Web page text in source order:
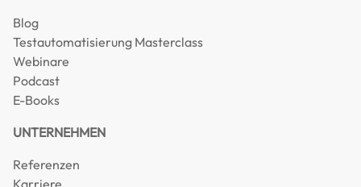
Blog
Testautomatisierung Masterclass
Webinare
Podcast
E-Books
UNTERNEHMEN
Referenzen